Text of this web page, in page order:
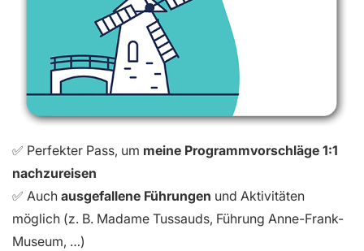
✅ Perfekter Pass, um meine Programmvorschläge 1:1
nachzureisen
✅ Auch ausgefallene Führungen und Aktivitäten
möglich (z. B. Madame Tussauds, Führung Anne-Frank-
Museum, …)